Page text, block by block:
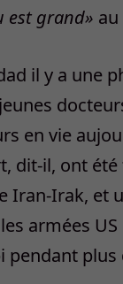
est grand»
il y a une
jeunes
en vie
dit-il, ont
Iran-Irak, et
armées
pendant